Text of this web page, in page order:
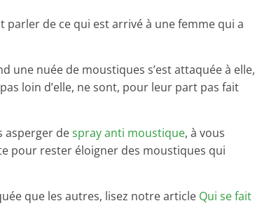
parler de ce qui est arrivé à une femme qui a
une nuée de moustiques s’est attaquée à elle,
loin d’elle, ne sont, pour leur part pas fait
asperger despray anti moustique, à vous
pour rester éloigner des moustiques qui
que les autres, lisez notre article Qui se fait